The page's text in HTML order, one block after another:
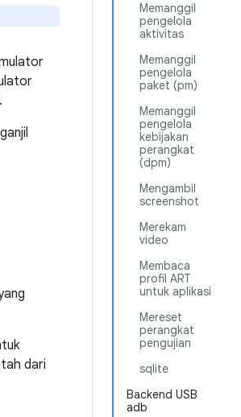
Memanggil
pengelola
aktivitas
Memanggil
pengelola
paket (pm)
Memanggil
pengelola
kebijakan
perangkat
(dpm)
Mengambil
screenshot
Merekam
video
Membaca
profil ART
untuk aplikasi
Mereset
perangkat
pengujian
sqlite
Backend USB
adb
dari